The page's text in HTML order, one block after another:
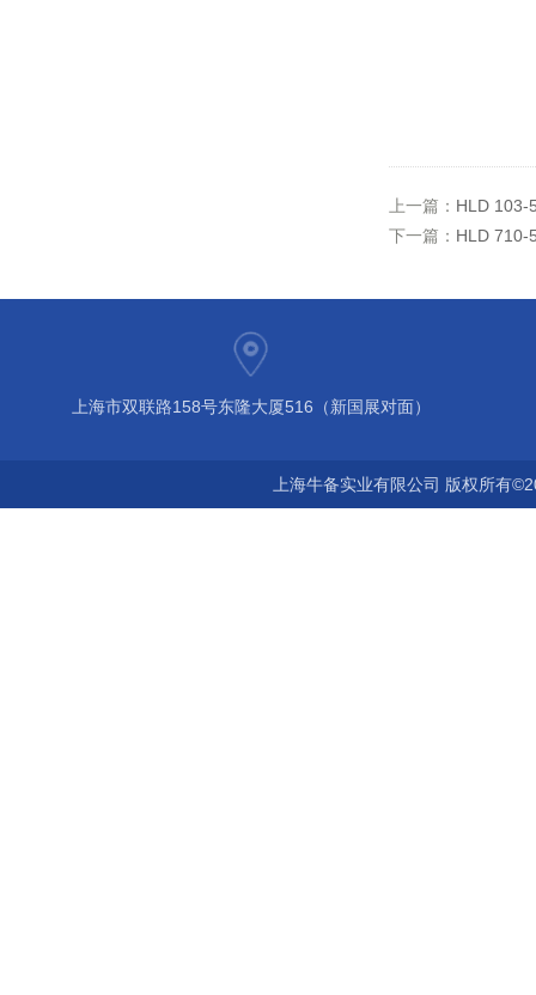
上一篇： HLD 103-
下一篇： HLD 710-
上海市双联路158号东隆大厦516（新国展对面）
上海牛备实业有限公司 版权所有